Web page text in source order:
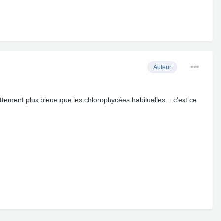
Auteur
plus bleue que les chlorophycées habituelles... c'est ce